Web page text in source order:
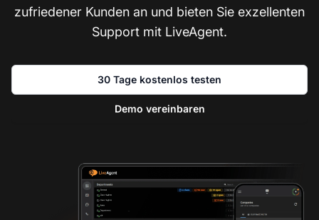
zufriedener Kunden an und bieten Sie exzellenten
Support mit LiveAgent.
30 Tage kostenlos testen
Demo vereinbaren